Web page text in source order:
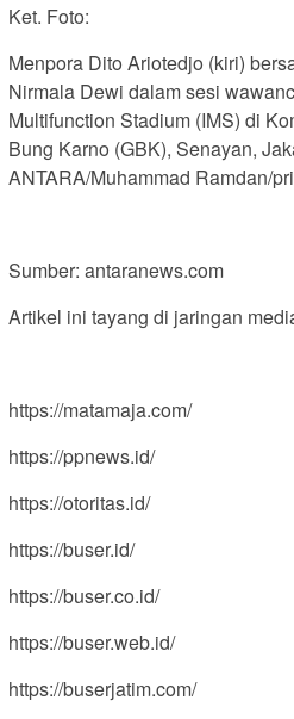
Ket. Foto:
Menpora Dito Ariotedjo (kiri)
Nirmala Dewi dalam sesi
Multifunction Stadium (IMS) di
Bung Karno (GBK), Senayan,
ANTARA/Muhammad Ramdan/
Sumber: antaranews.com
Artikel ini tayang di jaringan
https://matamaja.com/
https://ppnews.id/
https://otoritas.id/
https://buser.id/
https://buser.co.id/
https://buser.web.id/
https://buserjatim.com/